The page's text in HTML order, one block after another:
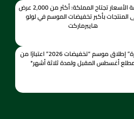
عاصفة الأسعار تجتاح المملكة: أكثر من 2,000 عرض
المنتجات بأكبر تخفيضات الموسم في لولو
هايبرماركت
التجارة” إطلاق موسم “تخفيضات 2026” اعتبارًا من
أغسطس المقبل ولمدة ثلاثة أشهر*